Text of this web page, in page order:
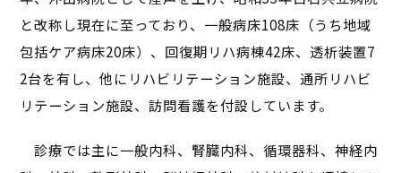
と改称し現在に至っており、一般病床108床（うち地域
包括ケア病床20床）、回復期リハ病棟42床、透析装置7
2台を有し、他にリハビリテーション施設、通所リハビ
リテーション施設、訪問看護を付設しています。
診療では主に一般内科、腎臓内科、循環器科、神経内